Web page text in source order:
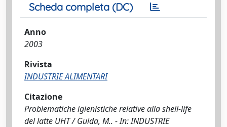
Scheda completa (DC)
Anno
2003
Rivista
INDUSTRIE ALIMENTARI
Citazione
Problematiche igienistiche relative alla shell-life
del latte UHT / Guida, M.. - In: INDUSTRIE